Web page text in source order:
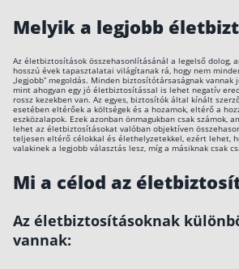
Nyugdíjbiztosítás
Életbiztosítások
Balesetbiztosítás
Csoportos
Megtakarítással
Melyik a legjobb
Az életbiztosítások összehasonlításánál a legelső dolog,
hosszú évek tapasztalatai világítanak rá, hogy nem
„legjobb” megoldás. Minden biztosítótársaságnak vannak
mint ahogyan egy jó életbiztosítással is lehet negatív
rossz kezekben van. Az egyes, biztosítók által kínált
esetében eltérőek a költségek és a hozamok, eltérő a
eszközalapok. Ezek azonban önmagukban csak számok,
lehet az életbiztosításokat valóban objektíven
teljesen eltérő célokkal és élethelyzetekkel, ezért lehet,
valakinek a legjobb választás lesz, míg a másiknak csak
Mi a célod az
Az életbiztosításoknak
vannak: